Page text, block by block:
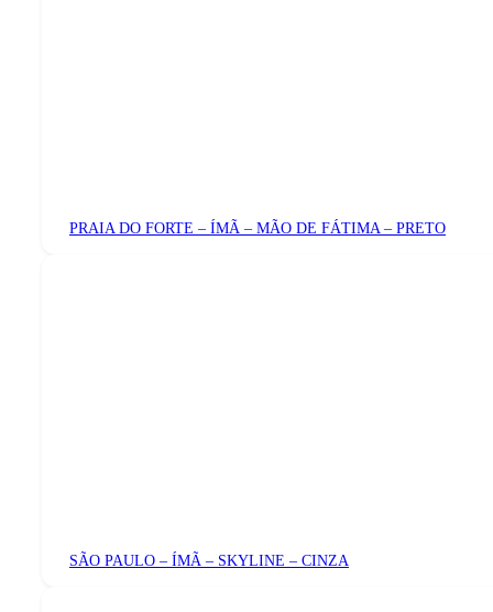
PRAIA DO FORTE – ÍMÃ – MÃO DE FÁTIMA – PRETO
SÃO PAULO – ÍMÃ – SKYLINE – CINZA